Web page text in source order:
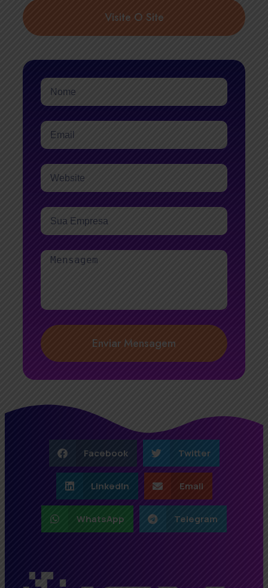
Visite O Site
Enviar Mensagem
Facebook Twitter
LinkedIn Email
WhatsApp Telegram